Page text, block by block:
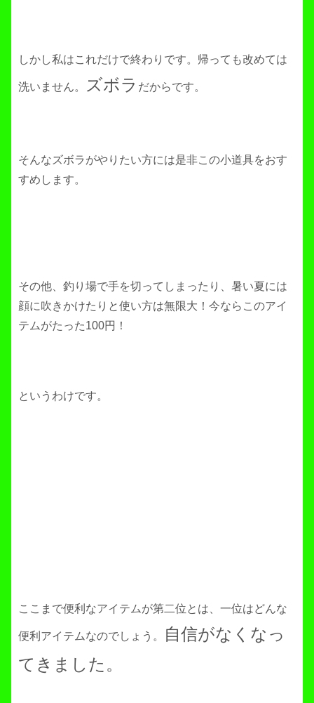
しかし私はこれだけで終わりです。帰っても改めては
洗いません。 ズボラ だからです。
そんなズボラがやりたい方には是非この小道具をおす
すめします。
その他、釣り場で手を切ってしまったり、暑い夏には
顔に吹きかけたりと使い方は無限大！今ならこのアイ
テムがたった100円！
というわけです。
ここまで便利なアイテムが第二位とは、一位はどんな
便利アイテムなのでしょう。
自信がなくなっ
てきました。